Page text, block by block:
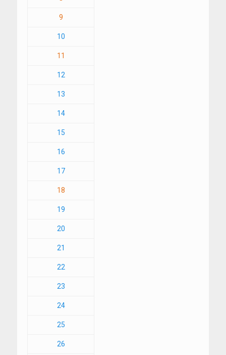
9
10
11
12
13
14
15
16
17
18
19
20
21
22
23
24
25
26